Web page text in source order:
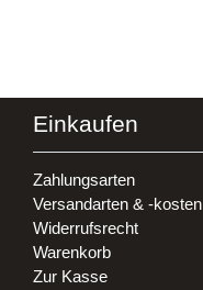
Einkaufen
Zahlungsarten
Versandarten & -kosten
Widerrufsrecht
Warenkorb
Zur Kasse